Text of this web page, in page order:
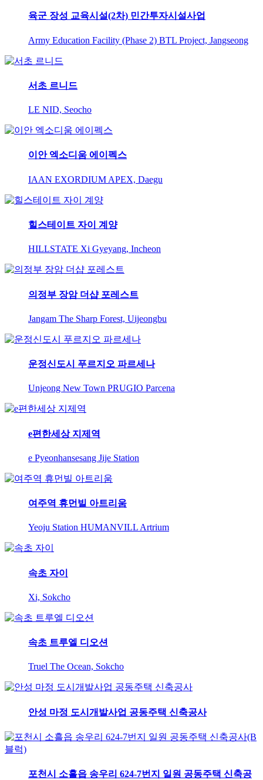
육군 장성 교육시설(2차) 민간투자시설사업
Army Education Facility (Phase 2) BTL Project, Jangseong
서초 르니드
LE NID, Seocho
이안 엑소디움 에이펙스
IAAN EXORDIUM APEX, Daegu
힐스테이트 자이 계양
HILLSTATE Xi Gyeyang, Incheon
의정부 장암 더샵 포레스트
Jangam The Sharp Forest, Uijeongbu
운정신도시 푸르지오 파르세나
Unjeong New Town PRUGIO Parcena
e편한세상 지제역
e Pyeonhansesang Jije Station
여주역 휴먼빌 아트리움
Yeoju Station HUMANVILL Artrium
속초 자이
Xi, Sokcho
속초 트루엘 디오션
Truel The Ocean, Sokcho
안성 마정 도시개발사업 공동주택 신축공사
포천시 소흘읍 송우리 624-7번지 일원 공동주택 신축공